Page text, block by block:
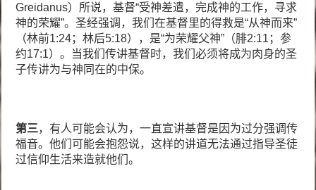
Greidanus）所说，基督“受神差遣，完成神的工作，寻求
神的荣耀”。圣经强调，我们在基督里的得救是“从神而来”
（林前1:24；林后5:18），是“为荣耀父神”（腓2:11；参
约17:1）。当我们传讲基督时，我们必须将成为肉身的圣
子传讲为与神同在的中保。
第三，有人可能会认为，一直宣讲基督是因为过分强调传
福音。他们可能会抱怨说，这样的讲道无法通过指导圣徒
过信仰生活来造就他们。